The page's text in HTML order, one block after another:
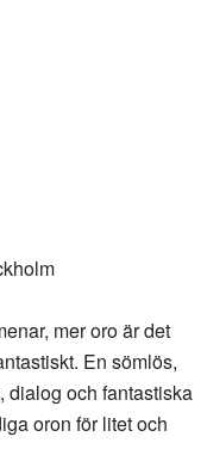
mer oro är det
En sömlös,
dialog och fantastiska
oron för litet och